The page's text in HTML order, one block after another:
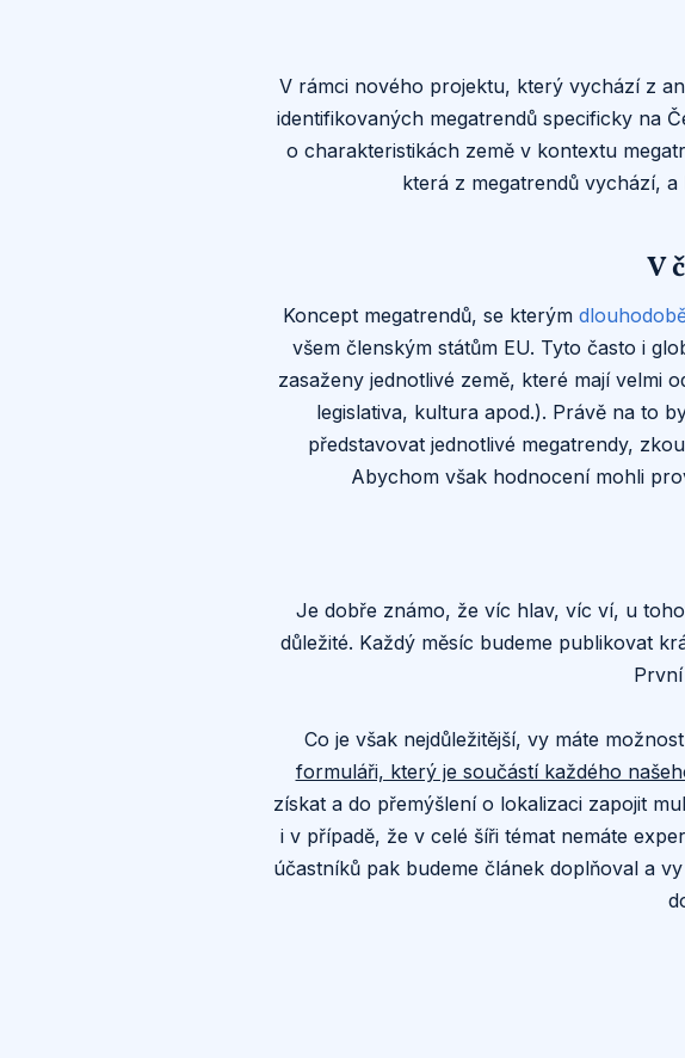
V rámci nového projektu, který vychází z
identifikovaných megatrendů specificky na
o charakteristikách země v kontextu
která z megatrendů vychází,
V
Koncept megatrendů, se kterým
všem členským státům EU. Tyto často i
zasaženy jednotlivé země, které mají velmi
legislativa, kultura apod.). Právě na to
představovat jednotlivé megatrendy,
Abychom však hodnocení mohli
Je dobře známo, že víc hlav, víc ví, u
důležité. Každý měsíc budeme publikovat
Co je však nejdůležitější, vy máte
formuláři, který je součástí každého
získat a do přemýšlení o lokalizaci zapojit
i v případě, že v celé šíři témat nemáte
účastníků pak budeme článek doplňoval a